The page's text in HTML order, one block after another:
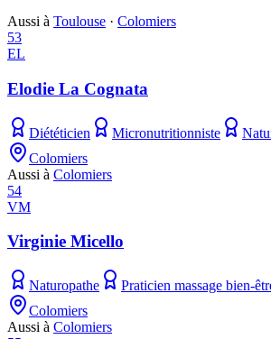
Aussi à Toulouse · Colomiers
53
EL
Elodie La Cognata
Diététicien Micronutritionniste
Colomiers
Aussi à Colomiers
54
VM
Virginie Micello
Naturopathe
Praticien massage bien-
Colomiers
Aussi à Colomiers